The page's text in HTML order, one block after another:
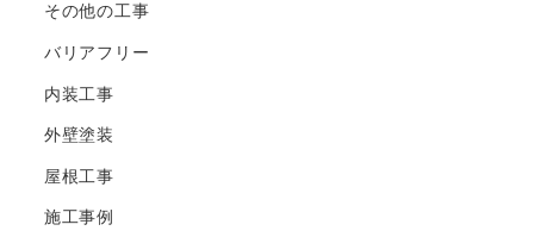
その他の工事
バリアフリー
内装工事
外壁塗装
屋根工事
施工事例